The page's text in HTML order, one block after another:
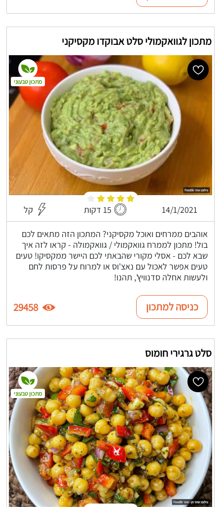
מתכון לגוואקמולי סלט אבוקדו מקסיקני
14/1/2021 15 דקות קל
אוהבים ממרחים ואוכל מקסיקני? המתכון הזה מתאים לכם
בול! מתכון לממרח גוואקמולי / גוואקמולה - קראו לזה איך
שבא לכם - אסלי מקורי שהבאתי לכם היישר ממקסיקו! טעים
טעים אפשר לאכול עם נאצ'וס או למרוח על פרסות לחם
ולעשות אחלה סדנוויץ', תהנו!
מתכון טבעוני
כניסה למתכון 29458
סלט גרגירי חומוס
מתכון טבעוני